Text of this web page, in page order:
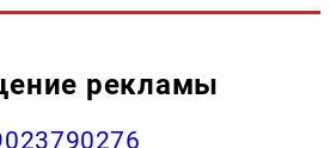
рекламы